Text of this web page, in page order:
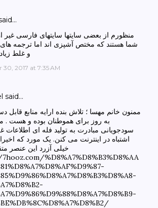
منظورم از بعضی سایتها سایتهای فارسی غیر
شما هستند که مختص آشپزی اند اما ترجمه های
و غلط
30, 2017 at 7:35 AM
said…
ممنون خانم مهسا ؛ تلاش بنده ارایه منابع قابل
به روز برای هموطنان بوده و هست .
سودجویانی مبادرت به تولید فله ای اطلاعات
اشتباه در اینترنت می کنن. یک مورد که اخیرا
خیلی آزرد این عنصر
%D8%A7%D8%B3%D8%AA